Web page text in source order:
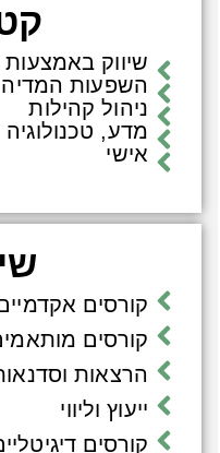
שיווק באמצעות
השפעות המדיה
ניהול קהילות
מדע, טכנולוגיה
אישי
קורסים אקדמיים
קורסים מותאמים
הרצאות
ייעוץ וליווי
קורסים דיגיטליים